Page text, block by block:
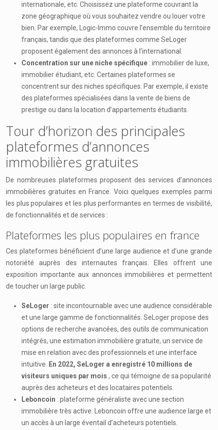
internationale, etc. Choisissez une plateforme couvrant la
zone géographique où vous souhaitez vendre ou louer votre
bien. Par exemple, Logic-Immo couvre l’ensemble du territoire
français, tandis que des plateformes comme SeLoger
proposent également des annonces à l’international.
Concentration sur une niche spécifique : immobilier de luxe,
immobilier étudiant, etc. Certaines plateformes se
concentrent sur des niches spécifiques. Par exemple, il existe
des plateformes spécialisées dans la vente de biens de
prestige ou dans la location d’appartements étudiants.
Tour d’horizon des principales
plateformes d’annonces
immobilières gratuites
De nombreuses plateformes proposent des services d’annonces
immobilières gratuites en France. Voici quelques exemples parmi
les plus populaires et les plus performantes en termes de visibilité,
de fonctionnalités et de services :
Plateformes les plus populaires en france
Ces plateformes bénéficient d’une large audience et d’une grande
notoriété auprès des internautes français. Elles offrent une
exposition importante aux annonces immobilières et permettent
de toucher un large public.
SeLoger : site incontournable avec une audience considérable
et une large gamme de fonctionnalités. SeLoger propose des
options de recherche avancées, des outils de communication
intégrés, une estimation immobilière gratuite, un service de
mise en relation avec des professionnels et une interface
intuitive.
En 2022, SeLoger a enregistré 10 millions de
visiteurs uniques par mois , ce qui témoigne de sa popularité
auprès des acheteurs et des locataires potentiels.
Leboncoin : plateforme généraliste avec une section
immobilière très active. Leboncoin offre une audience large et
un accès à un large éventail d’acheteurs potentiels.